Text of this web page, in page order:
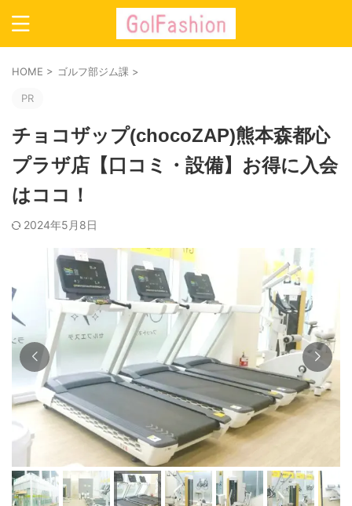
HOME > ゴルフ部ジム課 >
PR
チョコザップ(chocoZAP)熊本森都心
プラザ店【口コミ・設備】お得に入会
はココ！
2024年5月8日